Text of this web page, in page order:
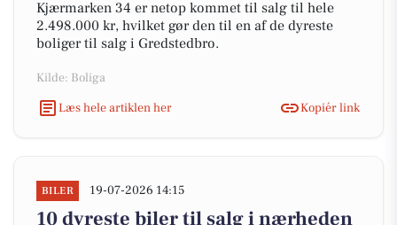
Kjærmarken 34 er netop kommet til salg til hele
2.498.000 kr, hvilket gør den til en af de dyreste
boliger til salg i Gredstedbro.
Kilde: Boliga
Læs hele artiklen her
Kopiér link
BILER 19-07-2026 14:15
10 dyreste biler til salg i nærheden